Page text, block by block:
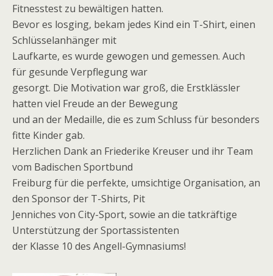
Fitnesstest zu bewältigen hatten.
Bevor es losging, bekam jedes Kind ein T-Shirt, einen
Schlüsselanhänger mit
Laufkarte, es wurde gewogen und gemessen. Auch
für gesunde Verpflegung war
gesorgt. Die Motivation war groß, die Erstklässler
hatten viel Freude an der Bewegung
und an der Medaille, die es zum Schluss für besonders
fitte Kinder gab.
Herzlichen Dank an Friederike Kreuser und ihr Team
vom Badischen Sportbund
Freiburg für die perfekte, umsichtige Organisation, an
den Sponsor der T-Shirts, Pit
Jenniches von City-Sport, sowie an die tatkräftige
Unterstützung der Sportassistenten
der Klasse 10 des Angell-Gymnasiums!